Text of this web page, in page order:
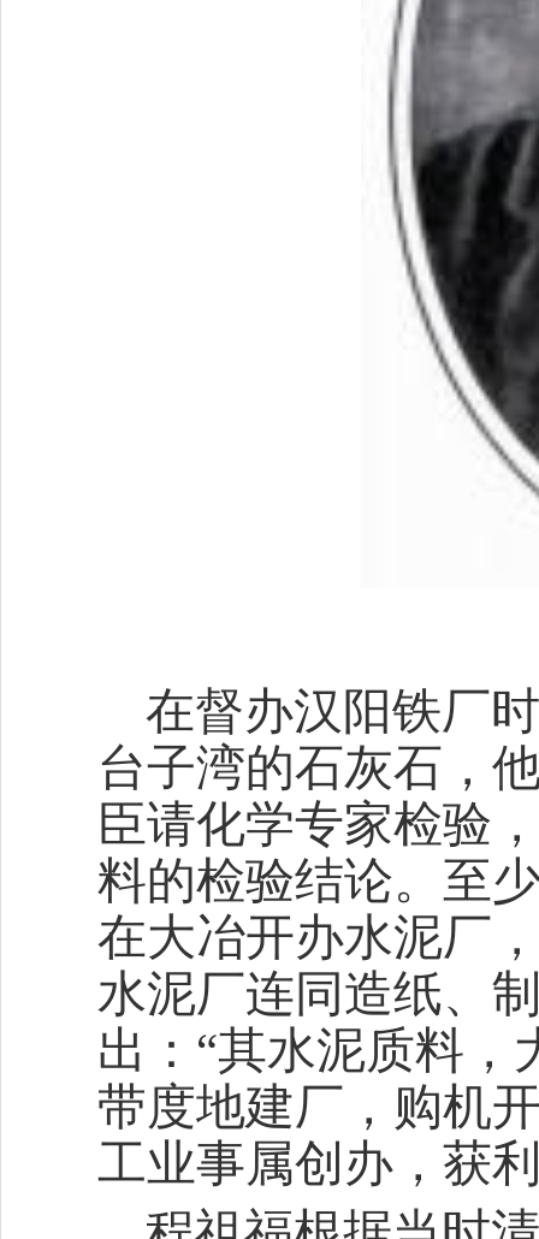
在督办汉阳铁厂
台子湾的石灰石，
臣请化学专家检验
料的检验结论。至
在大冶开办水泥厂
水泥厂连同造纸、
出：“其水泥质料
带度地建厂，购机
工业事属创办，获